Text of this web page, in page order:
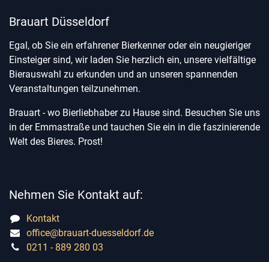
Brauart Düsseldorf
Egal, ob Sie ein erfahrener Bierkenner oder ein neugieriger
Einsteiger sind, wir laden Sie herzlich ein, unsere vielfältige
Bierauswahl zu erkunden und an unseren spannenden
Veranstaltungen teilzunehmen.
Brauart - wo Bierliebhaber zu Hause sind. Besuchen Sie uns
in der Emmastraße und tauchen Sie ein in die faszinierende
Welt des Bieres. Prost!
Nehmen Sie Kontakt auf:
Kontakt
office@brauart-duesseldorf.de
0211 - 889 280 03